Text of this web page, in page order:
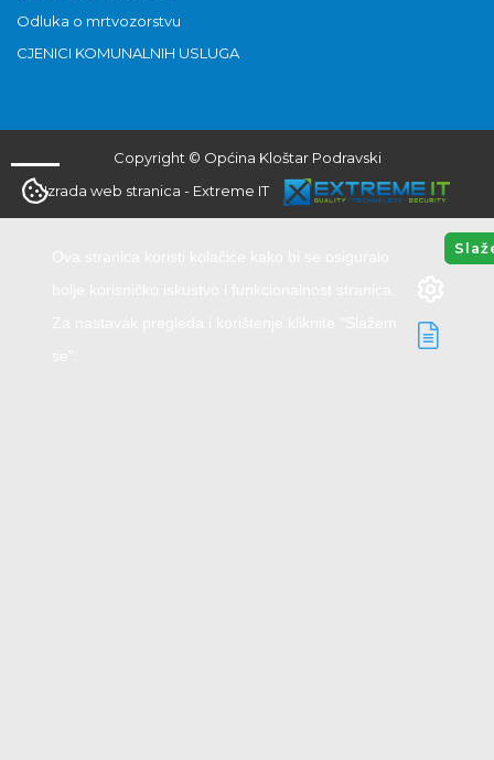
Odluka o mrtvozorstvu
CJENICI KOMUNALNIH USLUGA
Copyright © Općina Kloštar Podravski
Izrada web stranica - Extreme IT